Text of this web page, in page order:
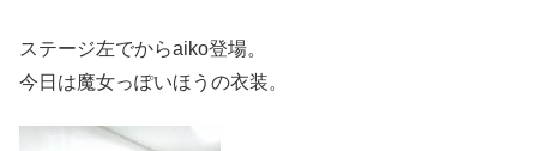
ステージ左でからaiko登場。
今日は魔女っぽいほうの衣装。